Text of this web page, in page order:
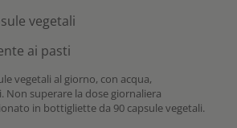
vegetali
ai pasti
vegetali al giorno, con acqua,
Non superare la dose giornaliera
in bottigliette da 90 capsule vegetali.